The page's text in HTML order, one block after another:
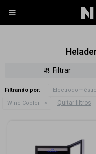

Filtrando por:
Wine Cooler
Quitar filtros